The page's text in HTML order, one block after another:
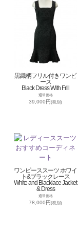
黒織柄フリル付きワンピ
ース
Black Dress With Frill
通常価格
39,000円(税別)
ワンピーススーツ ホワイ
ト&ブラックレース
White and Blacklace Jacket
& Dress
通常価格
78,000円(税別)